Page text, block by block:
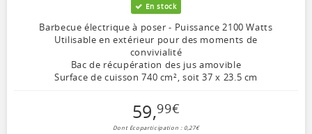
En stock
Barbecue électrique à poser - Puissance 2100 Watts
Utilisable en extérieur pour des moments de
convivialité
Bac de récupération des jus amovible
Surface de cuisson 740 cm², soit 37 x 23.5 cm
59,99€
Dont Ecoparticipation : 0,27€